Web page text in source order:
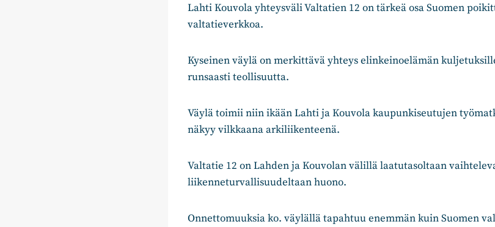
Lahti Kouvola yhteysväli Valtatien 12 on tärkeä osa Suomen
valtatieverkkoa.
Kyseinen väylä on merkittävä yhteys elinkeinoelämän
runsaasti teollisuutta.
Väylä toimii niin ikään Lahti ja Kouvola kaupunkiseutujen
näkyy vilkkaana arkiliikenteenä.
Valtatie 12 on Lahden ja Kouvolan välillä laatutasoltaan
liikenneturvallisuudeltaan huono.
Onnettomuuksia ko. väylällä tapahtuu enemmän kuin Suomen